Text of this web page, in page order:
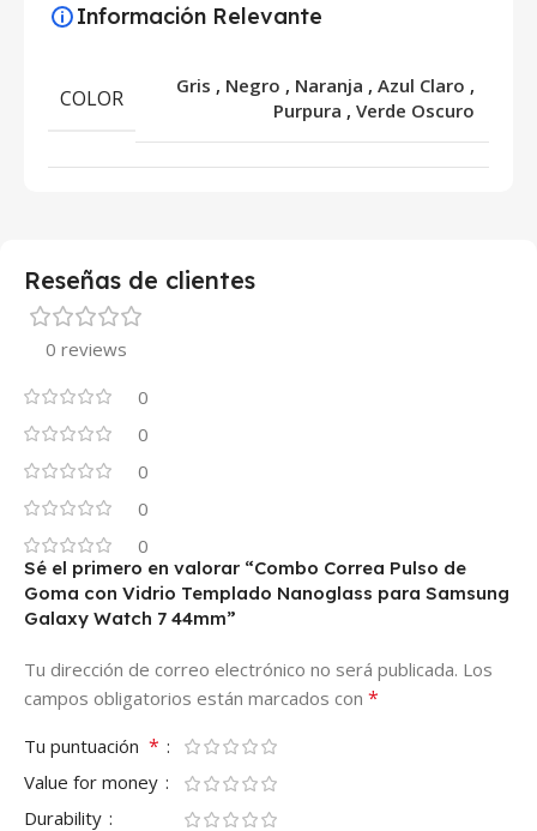
Información Relevante
COLOR Gris , Negro , Naranja , Azul Claro ,
Purpura , Verde Oscuro
Reseñas de clientes
0 reviews
0
0
0
0
0
Sé el primero en valorar “Combo Correa Pulso de
Goma con Vidrio Templado Nanoglass para Samsung
Galaxy Watch 7 44mm”
Tu dirección de correo electrónico no será publicada. Los
campos obligatorios están marcados con *
Tu puntuación *
Value for money
Durability